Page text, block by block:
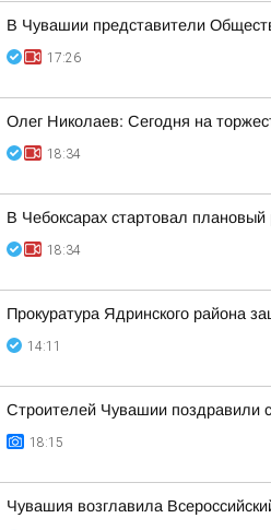
В Чувашии представители
17:26
Олег Николаев: Сегодня на
18:34
В Чебоксарах стартовал плановый
18:34
Прокуратура Ядринского района
14:11
Строителей Чувашии поздравили
18:15
Чувашия возглавила